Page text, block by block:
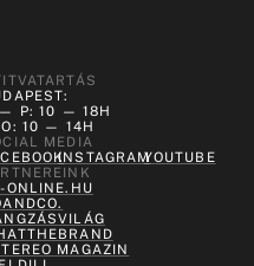
P: 10 — 18H
10 — 14H
MEDIA
INSTAGRAMYOUTUBE
ONLINE.HU
MAGAZIN